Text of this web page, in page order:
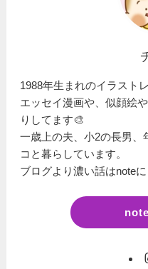
1988年生まれのイラスト
エッセイ漫画や、似顔絵
りしてます🎨
一歳上の夫、小2の長男、
コと暮らしています。
ブログより濃い話はnote